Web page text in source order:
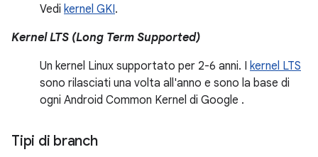
Vedi kernel GKI.
Kernel LTS (Long Term Supported)
Un kernel Linux supportato per 2-6 anni. I kernel LTS
sono rilasciati una volta all'anno e sono la base di
ogni Android Common Kernel di Google .
Tipi di branch